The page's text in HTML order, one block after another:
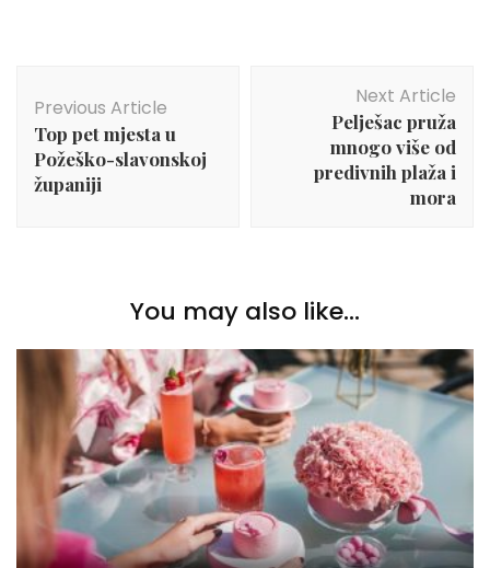
Navigation
Previous Article
Top pet mjesta u
Požeško-slavonskoj
županiji
Next Article
Pelješac pruža
mnogo više od
predivnih plaža i
mora
You may also like...